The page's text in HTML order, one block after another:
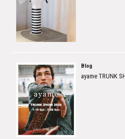
Blog
ayame TRUNK